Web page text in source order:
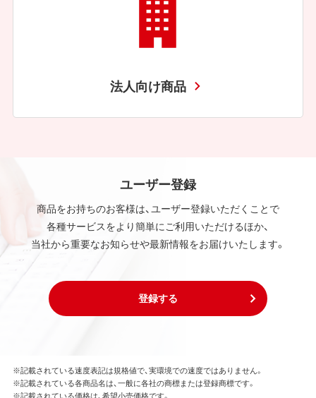
法人向け商品
ユーザー登録
商品をお持ちのお客様は、ユーザー登録いただくことで
各種サービスをより簡単にご利用いただけるほか、
当社から重要なお知らせや最新情報をお届けいたします。
登録する
※記載されている速度表記は規格値で、実環境での速度ではありません。
※記載されている各商品名は、一般に各社の商標または登録商標です。
※記載されている価格は、希望小売価格です。